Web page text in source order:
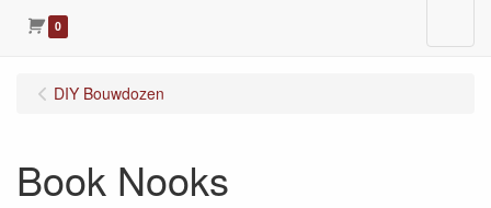
0
DIY Bouwdozen
Book Nooks